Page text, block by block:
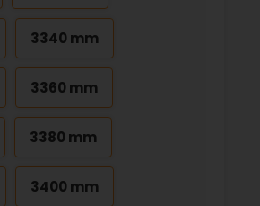
3340 mm
3360 mm
3380 mm
3400 mm